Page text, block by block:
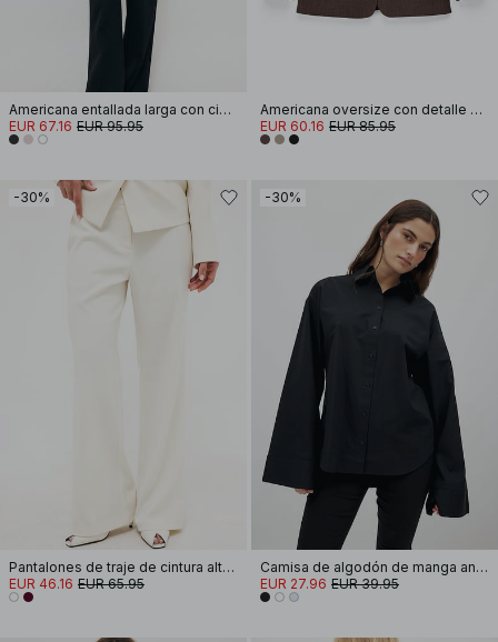
Americana entallada larga con cinturón
EUR 67.16 EUR 95.95
Americana oversize con detalle de botones en la espalda
EUR 60.16 EUR 85.95
-30%
Pantalones de traje de cintura alta acampanados
EUR 46.16 EUR 65.95
-30%
Camisa de algodón de manga ancha
EUR 27.96 EUR 39.95